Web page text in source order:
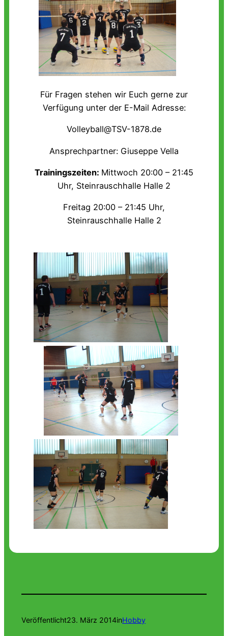
Für Fragen stehen wir Euch gerne zur
Verfügung unter der E-Mail Adresse:
Volleyball@TSV-1878.de
Ansprechpartner: Giuseppe Vella
Trainingszeiten: Mittwoch 20:00 – 21:45
Uhr, Steinrauschhalle Halle 2
Freitag 20:00 – 21:45 Uhr,
Steinrauschhalle Halle 2
Veröffentlicht23. März 2014inHobby